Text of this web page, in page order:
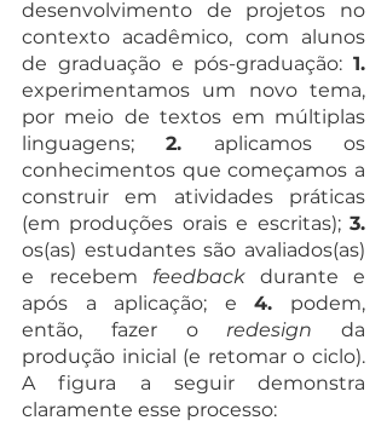
desenvolvimento de projetos no
contexto acadêmico, com alunos
de graduação e pós-graduação: 1.
experimentamos um novo tema,
por meio de textos em múltiplas
linguagens; 2. aplicamos os
conhecimentos que começamos a
construir em atividades práticas
(em produções orais e escritas); 3.
os(as) estudantes são avaliados(as)
e recebem feedback durante e
após a aplicação; e 4. podem,
então, fazer o redesign da
produção inicial (e retomar o ciclo).
A figura a seguir demonstra
claramente esse processo: